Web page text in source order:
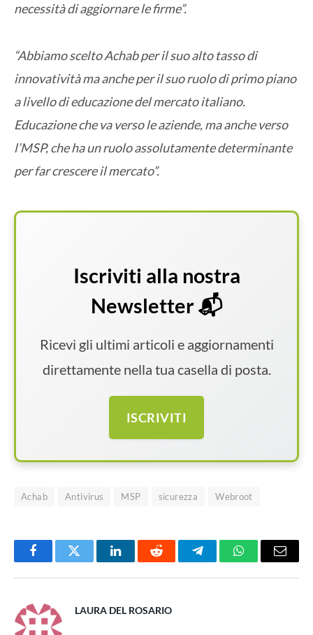
necessità di aggiornare le firme”.
“Abbiamo scelto Achab per il suo alto tasso di
innovatività ma anche per il suo ruolo di primo piano
a livello di educazione del mercato italiano.
Educazione che va verso le aziende, ma anche verso
l’MSP, che ha un ruolo assolutamente determinante
per far crescere il mercato”.
Iscriviti alla nostra
Newsletter 📬
Ricevi gli ultimi articoli e aggiornamenti
direttamente nella tua casella di posta.
ISCRIVITI
Achab Antivirus MSP sicurezza Webroot
FacebookTwitter LinkedInReddit TelegramWhatsAppEmail
LAURA DEL ROSARIO